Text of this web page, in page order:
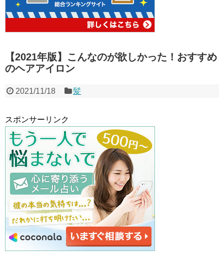
【2021年版】こんなのが欲しかった！おすすめ
のヘアアイロン
2021/11/18 髪
スポンサーリンク